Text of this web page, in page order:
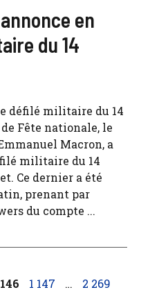
en
du 14
défilé militaire du 14
Fête nationale, le
Macron, a
militaire du 14
Ce dernier a été
prenant par
du compte ...
Page
1 147 … Page
2 269